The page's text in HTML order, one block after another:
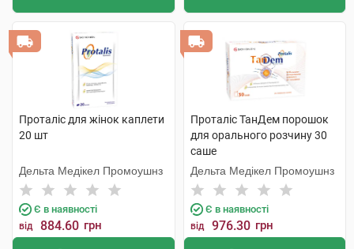
Проталіс для жінок каплети
20 шт
Дельта Медікел Промоушнз
Є в наявності
від 884.60 грн
Проталіс ТанДем порошок
для орального розчину 30
саше
Дельта Медікел Промоушнз
Є в наявності
від 976.30 грн